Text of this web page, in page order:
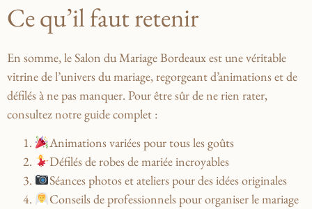
Ce qu’il faut retenir
En somme, le Salon ⁤du Mariage Bordeaux⁤ est une véritable
vitrine de l’univers du mariage, regorgeant d’animations⁢ et de
défilés à ne pas manquer. ‌Pour⁣ être sûr de ne rien​ rater,
consultez notre guide ‌complet ‍:
Animations variées pour tous les goûts
Défilés de robes de ​mariée incroyables
Séances photos et ateliers pour des idées originales
Conseils de professionnels⁢ pour organiser le mariage